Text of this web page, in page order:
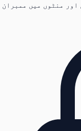
منٹوں میں ممبران